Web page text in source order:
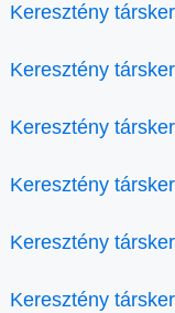
Keresztény
Keresztény
Keresztény
Keresztény
Keresztény
Keresztény